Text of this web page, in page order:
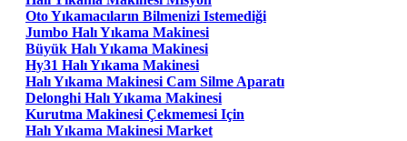
Oto Yıkamacıların Bilmenizi Istemediği
Jumbo Halı Yıkama Makinesi
Büyük Halı Yıkama Makinesi
Hy31 Halı Yıkama Makinesi
Halı Yıkama Makinesi Cam Silme Aparatı
Delonghi Halı Yıkama Makinesi
Kurutma Makinesi Çekmemesi Için
Halı Yıkama Makinesi Market